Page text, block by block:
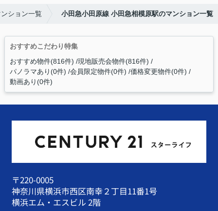
ション一覧 小田急小田原線 小田急相模原駅のマンション一覧
おすすめこだわり特集
おすすめ物件(816件) 現地販売会物件(816件)
パノラマあり(0件) 会員限定物件(0件) 価格変更物件(0件)
動画あり(0件)
〒220-0005
神奈川県横浜市西区南幸２丁目11番1号
横浜エム・エスビル 2階